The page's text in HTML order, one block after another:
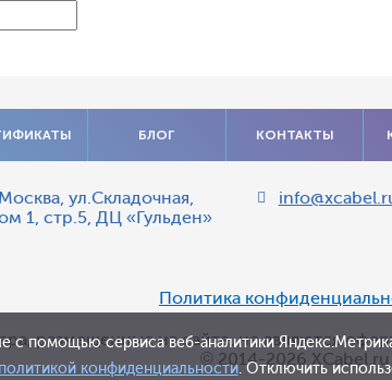
БЛОГ КОНТАКТЫ
,ул.Складочная,
1, стр.5, ДЦ «Гульден»
Политика
размещенные на сайте, не являются
© 2014-2026 XCabel.ru
помощью сервиса веб-аналитики
политикой конфиденциальности. Отключить